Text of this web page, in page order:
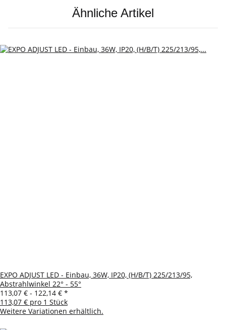
Ähnliche Artikel
EXPO ADJUST LED - Einbau, 36W, IP20, (H/B/T) 225/213/95,
Abstrahlwinkel 22° - 55°
113,07 € - 122,14 € *
113,07 € pro 1 Stück
Weitere Variationen erhältlich.